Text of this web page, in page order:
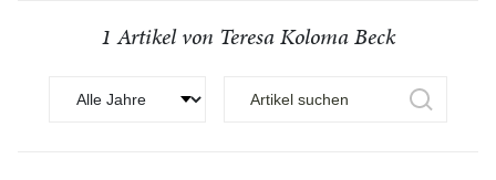
1 Artikel von Teresa Koloma Beck